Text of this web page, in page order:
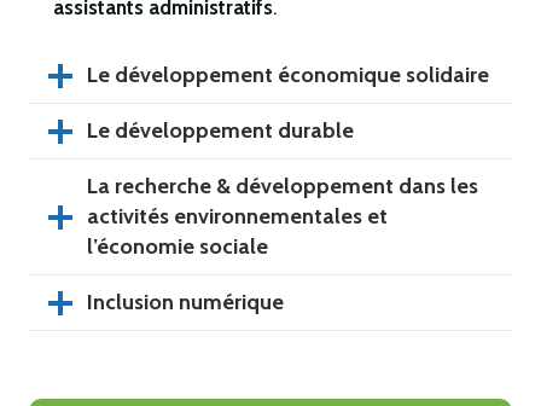
assistants administratifs.
Le développement économique solidaire
Le développement durable
La recherche & développement dans les
activités environnementales et
l’économie sociale
Inclusion numérique